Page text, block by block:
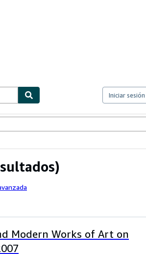
Iniciar sesión
Modern Works of Art on